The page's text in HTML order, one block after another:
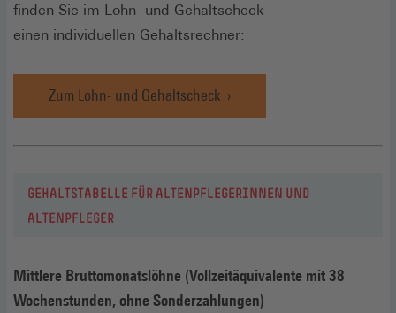
finden Sie im Lohn- und Gehaltscheck
einen individuellen Gehaltsrechner:
Zum Lohn- und Gehaltscheck
GEHALTSTABELLE FÜR ALTENPFLEGERINNEN UND
ALTENPFLEGER
Mittlere Bruttomonatslöhne (Vollzeitäquivalente mit 38
Wochenstunden, ohne Sonderzahlungen)